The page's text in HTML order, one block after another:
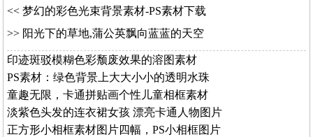
<< 梦幻的彩色光束背景素材-PS素材下载
>> 阳光下的草地,蒲公英飘向蓝蓝的天空
印迹斑驳模糊色彩颓废效果的溶图素材
PS素材：绿色背景上大大小小的透明水珠
童趣无限，卡通拼贴画个性儿童相框素材
淡紫色头发的连衣裙女孩 漂亮卡通人物图片
正方形小相框素材图片四幅，PS小相框图片